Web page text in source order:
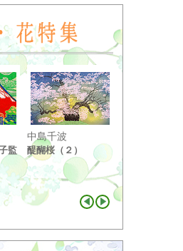
監
中島千波
醍醐桜（２）
り ...